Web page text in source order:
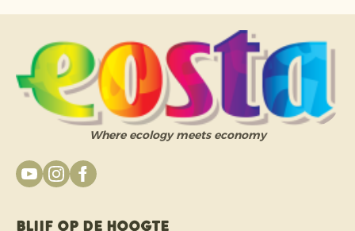
Where ecology meets economy
Blijf op de hoogte